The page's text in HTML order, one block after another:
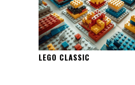
LEGO CLASSIC